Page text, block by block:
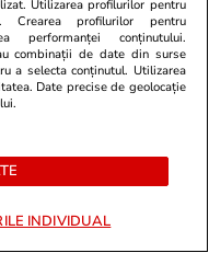
13 iul.
Utilizarea profilurilor pentru
Crearea profilurilor pentru
performanței conținutului.
combinații de date din surse
a selecta conținutul. Utilizarea
Date precise de geolocație
INDIVIDUAL